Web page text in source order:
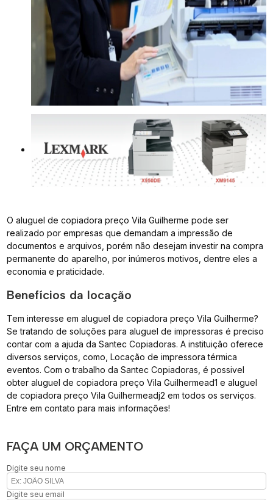
O aluguel de copiadora preço Vila Guilherme pode ser
realizado por empresas que demandam a impressão de
documentos e arquivos, porém não desejam investir na compra
permanente do aparelho, por inúmeros motivos, dentre eles a
economia e praticidade.
Benefícios da locação
Tem interesse em aluguel de copiadora preço Vila Guilherme?
Se tratando de soluções para aluguel de impressoras é preciso
contar com a ajuda da Santec Copiadoras. A instituição oferece
diversos serviços, como, Locação de impressora térmica
eventos. Com o trabalho da Santec Copiadoras, é possivel
obter aluguel de copiadora preço Vila Guilhermead1 e aluguel
de copiadora preço Vila Guilhermeadj2 em todos os serviços.
Entre em contato para mais informações!
FAÇA UM ORÇAMENTO
Digite seu nome
Digite seu email